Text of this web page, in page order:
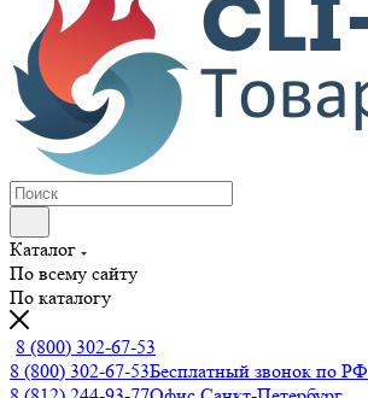
Каталог
По всему сайту
По каталогу
8 (800) 302-67-53
8 (800) 302-67-53Бесплатный звонок по РФ